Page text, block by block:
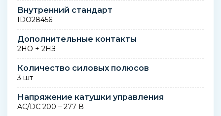
Внутренний стандарт
IDO28456
Дополнительные контакты
2НО + 2НЗ
Количество силовых полюсов
3 шт
Напряжение катушки управления
AC/DC 200 – 277 В